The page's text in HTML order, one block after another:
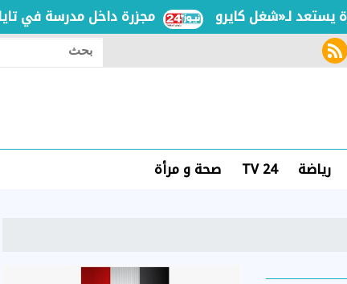
مجزرة داخل مدرسة في تايلاند.. 9 قتلى والمهاجم مراهق في عمر الـ14
rss feed
بحث
رياضة TV 24 صحة و مرأة